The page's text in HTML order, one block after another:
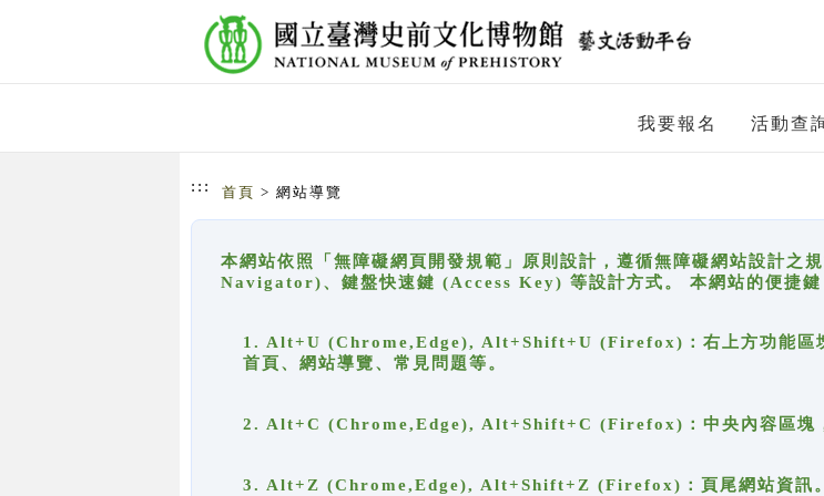
我要報名 活動查
::: 首頁 > 網站導覽
本網站依照「無障礙網頁開發規範」原則設計，遵循無障礙網站設計
Navigator)、鍵盤快速鍵 (Access Key) 等設計方式。 本網站的便捷鍵
1. Alt+U (Chrome,Edge), Alt+Shift+U (Firefox)：右上方功能區塊
首頁、網站導覽、常見問題等。
2. Alt+C (Chrome,Edge), Alt+Shift+C (Firefox)：中央內容區塊，
3. Alt+Z (Chrome,Edge), Alt+Shift+Z (Firefox)：頁尾網站資訊。